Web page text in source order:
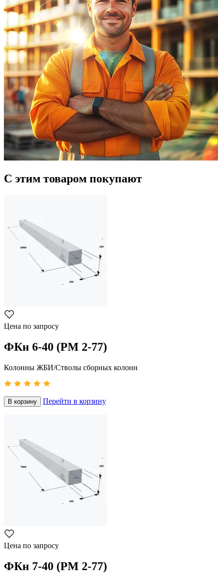
С этим товаром покупают
Цена по запросу
ФКн 6-40 (РМ 2-77)
Колонны ЖБИ/Стволы сборных колонн
В корзину Перейти в корзину
Цена по запросу
ФКн 7-40 (РМ 2-77)